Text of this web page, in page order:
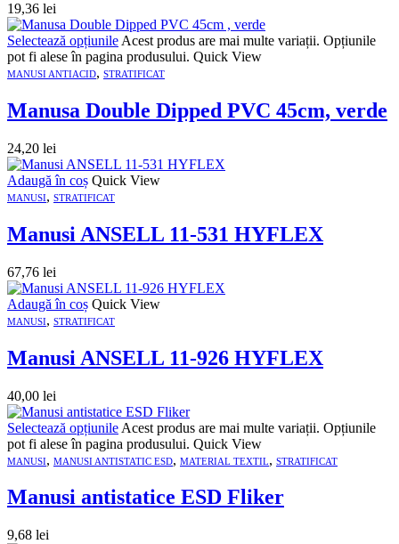
19,36 lei
Selectează opțiunile Acest produs are mai multe variații. Opțiunile
pot fi alese în pagina produsului. Quick View
MANUSI ANTIACID, STRATIFICAT
Manusa Double Dipped PVC 45cm, verde
24,20 lei
Adaugă în coș Quick View
MANUSI, STRATIFICAT
Manusi ANSELL 11-531 HYFLEX
67,76 lei
Adaugă în coș Quick View
MANUSI, STRATIFICAT
Manusi ANSELL 11-926 HYFLEX
40,00 lei
Selectează opțiunile Acest produs are mai multe variații. Opțiunile
pot fi alese în pagina produsului. Quick View
MANUSI, MANUSI ANTISTATIC ESD, MATERIAL TEXTIL, STRATIFICAT
Manusi antistatice ESD Fliker
9,68 lei